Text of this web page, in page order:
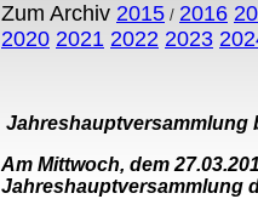
Zum Archiv 2015 / 2016
2020 2021 2022 2023
Jahreshauptversammlung
Am Mittwoch, dem
Jahreshauptversammlung